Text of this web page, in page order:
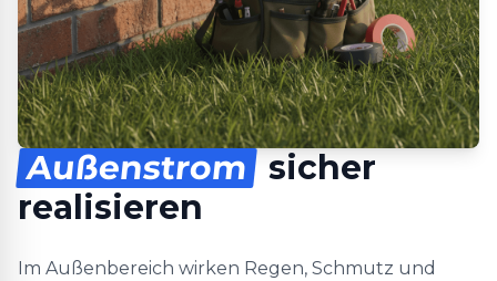
Außenstrom sicher
realisieren
Im Außenbereich wirken Regen, Schmutz und